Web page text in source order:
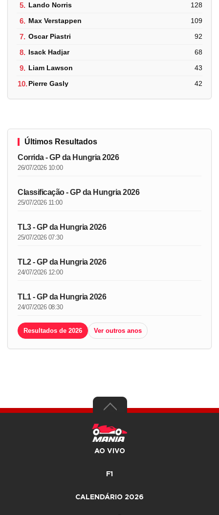
5. Lando Norris 128
6. Max Verstappen 109
7. Oscar Piastri 92
8. Isack Hadjar 68
9. Liam Lawson 43
10.Pierre Gasly 42
Últimos Resultados
Corrida - GP da Hungria 2026
26/07/2026 10:00
Classificação - GP da Hungria 2026
25/07/2026 11:00
TL3 - GP da Hungria 2026
25/07/2026 07:30
TL2 - GP da Hungria 2026
24/07/2026 12:00
TL1 - GP da Hungria 2026
24/07/2026 08:30
Resultados de 2026 Ver outros anos
AO VIVO
F1
CALENDÁRIO 2026